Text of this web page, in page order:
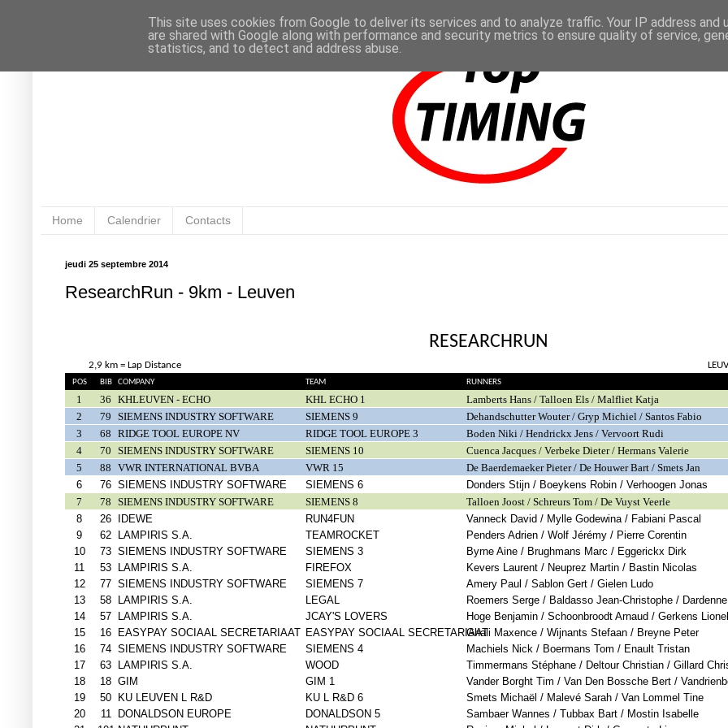
Home Calendrier Contacts
jeudi 25 septembre 2014
ResearchRun - 9km - Leuven
RESEARCHRUN
2,9 km = Lap Distance
POS BIB COMPANY TEAM RUNNERS
1 36 KHLEUVEN - ECHO KHL ECHO 1 Lamberts Hans / Talloen Els / Malfliet Katja
2
79 SIEMENS INDUSTRY SOFTWARE SIEMENS 9 Dehandschutter Wouter / Gryp Michiel / Santos Fabio
3
68 RIDGE TOOL EUROPE NV RIDGE TOOL EUROPE 3 Boden Niki / Hendrickx Jens / Vervoort Rudi
4
70 SIEMENS INDUSTRY SOFTWARE SIEMENS 10 Cuenca Jacques / Verbeke Dieter / Hermans Valerie
5
88 VWR INTERNATIONAL BVBA VWR 15 De Baerdemaeker Pieter / De Houwer Bart / Smets Jan
6
76 SIEMENS INDUSTRY SOFTWARE SIEMENS 6 Donders Stijn / Boeykens Robin / Verhoogen Jonas
7
78 SIEMENS INDUSTRY SOFTWARE SIEMENS 8 Talloen Joost / Schreurs Tom / De Vuyst Veerle
8
26 IDEWE RUN4FUN Vanneck David / Mylle Godewina / Fabiani Pascal
9
62 LAMPIRIS S.A. TEAMROCKET Penders Adrien / Wolf Jérémy / Pierre Corentin
10
73 SIEMENS INDUSTRY SOFTWARE SIEMENS 3 Byrne Aine / Brughmans Marc / Eggerickx Dirk
11
53 LAMPIRIS S.A. FIREFOX Kevers Laurent / Neuprez Martin / Bastin Nicolas
12
77 SIEMENS INDUSTRY SOFTWARE SIEMENS 7 Amery Paul / Sablon Gert / Gielen Ludo
13
58 LAMPIRIS S.A. LEGAL Roemers Serge / Baldasso Jean-Christophe /
14
57 LAMPIRIS S.A. JCAY'S LOVERS Hoge Benjamin / Schoonbroodt Arnaud / Gerkens Lionel
15
16 EASYPAY SOCIAAL SECRETARIAAT EASYPAY SOCIAAL SECRETARIAATGhali Maxence / Wijnants Stefaan / Breyne Peter
16
74 SIEMENS INDUSTRY SOFTWARE SIEMENS 4 Machiels Nick / Boermans Tom / Enault Tristan
17
63 LAMPIRIS S.A. WOOD Timmermans Stéphane / Deltour Christian / Gillard
18
18 GIM GIM 1 Vander Borght Tim / Van Den Bossche Bert /
19
50 KU LEUVEN L R&D KU L R&D 6 Smets Michaël / Malevé Sarah / Van Lommel Tine
20
11 DONALDSON EUROPE DONALDSON 5 Sambaer Wannes / Tubbax Bart / Mostin Isabelle
This site uses cookies from Google to deliver its services and to analyze traffic. Your IP address and
are shared with Google along with performance and security metrics to ensure quality of service,
statistics, and to detect and address abuse.